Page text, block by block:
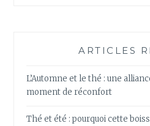
ARTICLES
L’Automne et le thé : une
moment de réconfort
Thé et été : pourquoi cette